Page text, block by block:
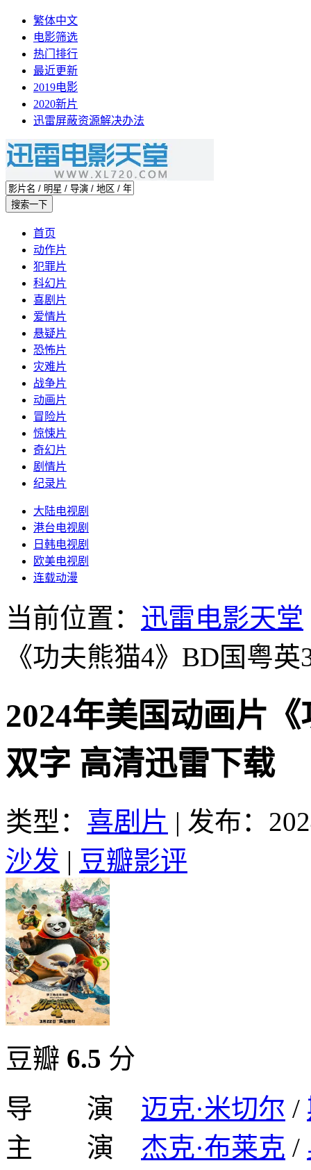
繁体中文
电影筛选
热门排行
最近更新
2019电影
2020新片
迅雷屏蔽资源解决办法
首页
动作片
犯罪片
科幻片
喜剧片
爱情片
悬疑片
恐怖片
灾难片
战争片
动画片
冒险片
惊悚片
奇幻片
剧情片
纪录片
大陆电视剧
港台电视剧
日韩电视剧
欧美电视剧
连载动漫
当前位置： 迅雷电影天堂
《功夫熊猫4》BD国粤
2024年美国动画片
双字 高清迅雷下载
类型： 喜剧片 | 发布：
沙发 | 豆瓣影评
豆瓣 6.5 分
导 演 迈克·米切尔 /
主 演 杰克·布莱克 /